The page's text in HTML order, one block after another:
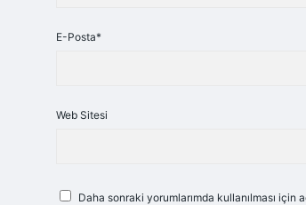
E-Posta*
Web Sitesi
Daha sonraki yorumlarımda kullanılması